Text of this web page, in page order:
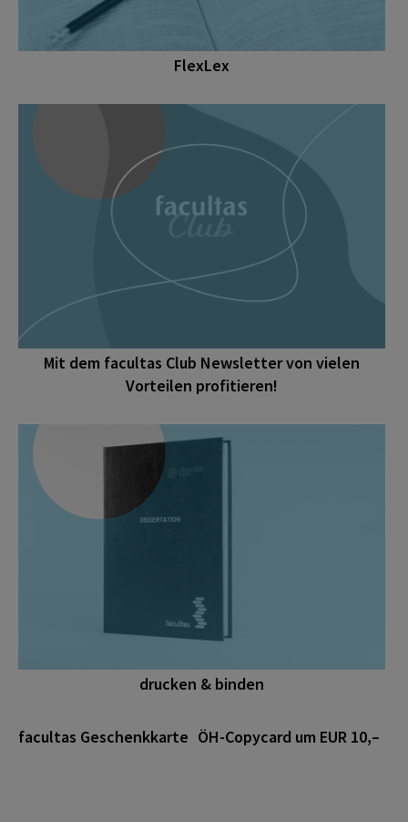
FlexLex
Mit dem facultas Club Newsletter von vielen
Vorteilen profitieren!
drucken & binden
facultas Geschenkkarte ÖH-Copycard um EUR 10,–